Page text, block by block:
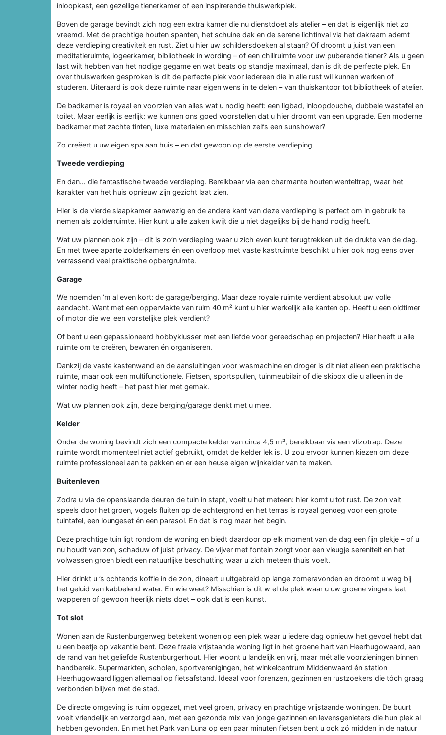
inloopkast, een gezellige tienerkamer of een inspirerende thuiswerkplek.
Boven de garage bevindt zich nog een extra kamer die nu dienstdoet als atelier – en dat is eigenlijk niet zo
vreemd. Met de prachtige houten spanten, het schuine dak en de serene lichtinval via het dakraam ademt
deze verdieping creativiteit en rust. Ziet u hier uw schildersdoeken al staan? Of droomt u juist van een
meditatieruimte, logeerkamer, bibliotheek in wording – of een chillruimte voor uw puberende tiener? Als u geen
last wilt hebben van het nodige gegame en wat beats op standje maximaal, dan is dit de perfecte plek. En
over thuiswerken gesproken is dit de perfecte plek voor iedereen die in alle rust wil kunnen werken of
studeren. Uiteraard is ook deze ruimte naar eigen wens in te delen – van thuiskantoor tot bibliotheek of atelier.
De badkamer is royaal en voorzien van alles wat u nodig heeft: een ligbad, inloopdouche, dubbele wastafel en
toilet. Maar eerlijk is eerlijk: we kunnen ons goed voorstellen dat u hier droomt van een upgrade. Een moderne
badkamer met zachte tinten, luxe materialen en misschien zelfs een sunshower?
Zo creëert u uw eigen spa aan huis – en dat gewoon op de eerste verdieping.
Tweede verdieping
En dan… die fantastische tweede verdieping. Bereikbaar via een charmante houten wenteltrap, waar het
karakter van het huis opnieuw zijn gezicht laat zien.
Hier is de vierde slaapkamer aanwezig en de andere kant van deze verdieping is perfect om in gebruik te
nemen als zolderruimte. Hier kunt u alle zaken kwijt die u niet dagelijks bij de hand nodig heeft.
Wat uw plannen ook zijn – dit is zo’n verdieping waar u zich even kunt terugtrekken uit de drukte van de dag.
En met twee aparte zolderkamers én een overloop met vaste kastruimte beschikt u hier ook nog eens over
verrassend veel praktische opbergruimte.
Garage
We noemden ‘m al even kort: de garage/berging. Maar deze royale ruimte verdient absoluut uw volle
aandacht. Want met een oppervlakte van ruim 40 m² kunt u hier werkelijk alle kanten op. Heeft u een oldtimer
of motor die wel een vorstelijke plek verdient?
Of bent u een gepassioneerd hobbyklusser met een liefde voor gereedschap en projecten? Hier heeft u alle
ruimte om te creëren, bewaren én organiseren.
Dankzij de vaste kastenwand en de aansluitingen voor wasmachine en droger is dit niet alleen een praktische
ruimte, maar ook een multifunctionele. Fietsen, sportspullen, tuinmeubilair of die skibox die u alleen in de
winter nodig heeft – het past hier met gemak.
Wat uw plannen ook zijn, deze berging/garage denkt met u mee.
Kelder
Onder de woning bevindt zich een compacte kelder van circa 4,5 m², bereikbaar via een vlizotrap. Deze
ruimte wordt momenteel niet actief gebruikt, omdat de kelder lek is. U zou ervoor kunnen kiezen om deze
ruimte professioneel aan te pakken en er een heuse eigen wijnkelder van te maken.
Buitenleven
Zodra u via de openslaande deuren de tuin in stapt, voelt u het meteen: hier komt u tot rust. De zon valt
speels door het groen, vogels fluiten op de achtergrond en het terras is royaal genoeg voor een grote
tuintafel, een loungeset én een parasol. En dat is nog maar het begin.
Deze prachtige tuin ligt rondom de woning en biedt daardoor op elk moment van de dag een fijn plekje – of u
nu houdt van zon, schaduw of juist privacy. De vijver met fontein zorgt voor een vleugje sereniteit en het
volwassen groen biedt een natuurlijke beschutting waar u zich meteen thuis voelt.
Hier drinkt u ’s ochtends koffie in de zon, dineert u uitgebreid op lange zomeravonden en droomt u weg bij
het geluid van kabbelend water. En wie weet? Misschien is dit w el de plek waar u uw groene vingers laat
wapperen of gewoon heerlijk niets doet – ook dat is een kunst.
Tot slot
Wonen aan de Rustenburgerweg betekent wonen op een plek waar u iedere dag opnieuw het gevoel hebt dat
u een beetje op vakantie bent. Deze fraaie vrijstaande woning ligt in het groene hart van Heerhugowaard, aan
de rand van het geliefde Rustenburgerhout. Hier woont u landelijk en vrij, maar mét alle voorzieningen binnen
handbereik. Supermarkten, scholen, sportverenigingen, het winkelcentrum Middenwaard én station
Heerhugowaard liggen allemaal op fietsafstand. Ideaal voor forenzen, gezinnen en rustzoekers die tóch graag
verbonden blijven met de stad.
De directe omgeving is ruim opgezet, met veel groen, privacy en prachtige vrijstaande woningen. De buurt
voelt vriendelijk en verzorgd aan, met een gezonde mix van jonge gezinnen en levensgenieters die hun plek al
hebben gevonden. En met het Park van Luna op een paar minuten fietsen bent u ook zó midden in de natuur